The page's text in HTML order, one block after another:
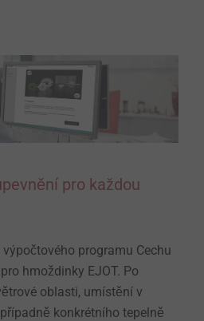
pro každou
programu Cechu
hmoždinky EJOT. Po
oblasti, umístění v
konkrétního tepelně